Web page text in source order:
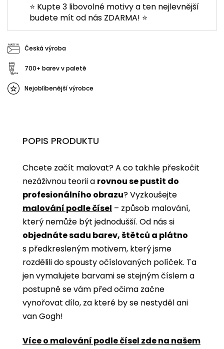
⭐ Kupte 3 libovolné motivy a ten nejlevnější
budete mít od nás ZDARMA! ⭐
Česká výroba
700+ barev v paletě
Nejoblíbenější výrobce
POPIS PRODUKTU
Chcete začít malovat? A co takhle přeskočit
nezáživnou teorii a rovnou se pustit do
profesionálního obrazu? Vyzkoušejte
malování podle čísel ­­– způsob malování,
který nemůže být jednodušší. Od nás si
objednáte sadu barev, štětců a plátno
s předkresleným motivem, který jsme
rozdělili do spousty očíslovaných políček. Ta
jen vymalujete barvami se stejným číslem a
postupně se vám před očima začne
vynořovat dílo, za které by se nestyděl ani
van Gogh!
Více o malování podle čísel zde na našem